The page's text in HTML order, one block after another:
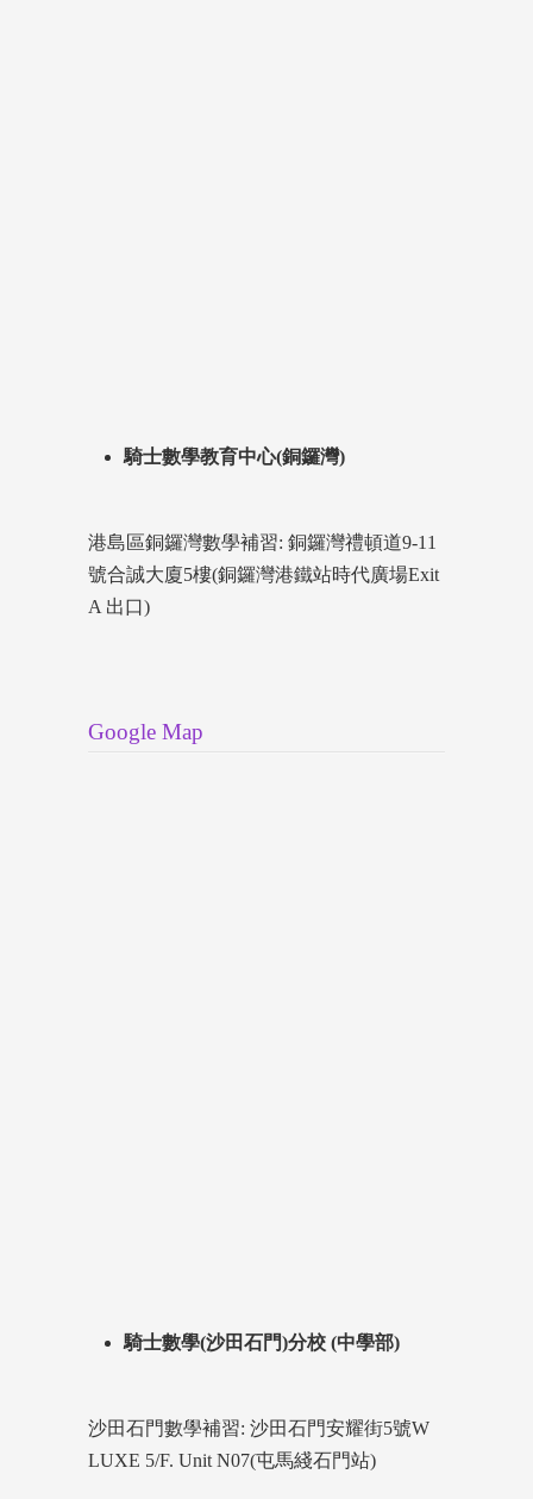
騎士數學教育中心(銅鑼灣)
港島區銅鑼灣數學補習: 銅鑼灣禮頓道9-11
號合誠大廈5樓(銅鑼灣港鐵站時代廣場Exit
A 出口)
Google Map
騎士數學(沙田石門)分校 (中學部)
沙田石門數學補習: 沙田石門安耀街5號W
LUXE 5/F. Unit N07(屯馬綫石門站)